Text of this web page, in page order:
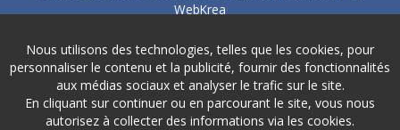
Nous utilisons des technologies, telles que les cookies, pour
personnaliser le contenu et la publicité, fournir des fonctionnalités
aux médias sociaux et analyser le trafic sur le site.
En cliquant sur continuer ou en parcourant le site, vous nous
autorisez à collecter des informations via les cookies.
WebKrea
pepinster@univet-belgium.be
Vie privée-Disclaimer